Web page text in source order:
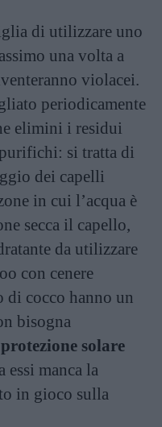
di utilizzare uno
una volta a
violacei.
periodicamente
elimini i residui
si tratta di
dei capelli
in cui l’acqua è
secca il capello,
da utilizzare
con cenere
di cocco hanno un
bisogna
protezione solare
essi manca la
in gioco sulla